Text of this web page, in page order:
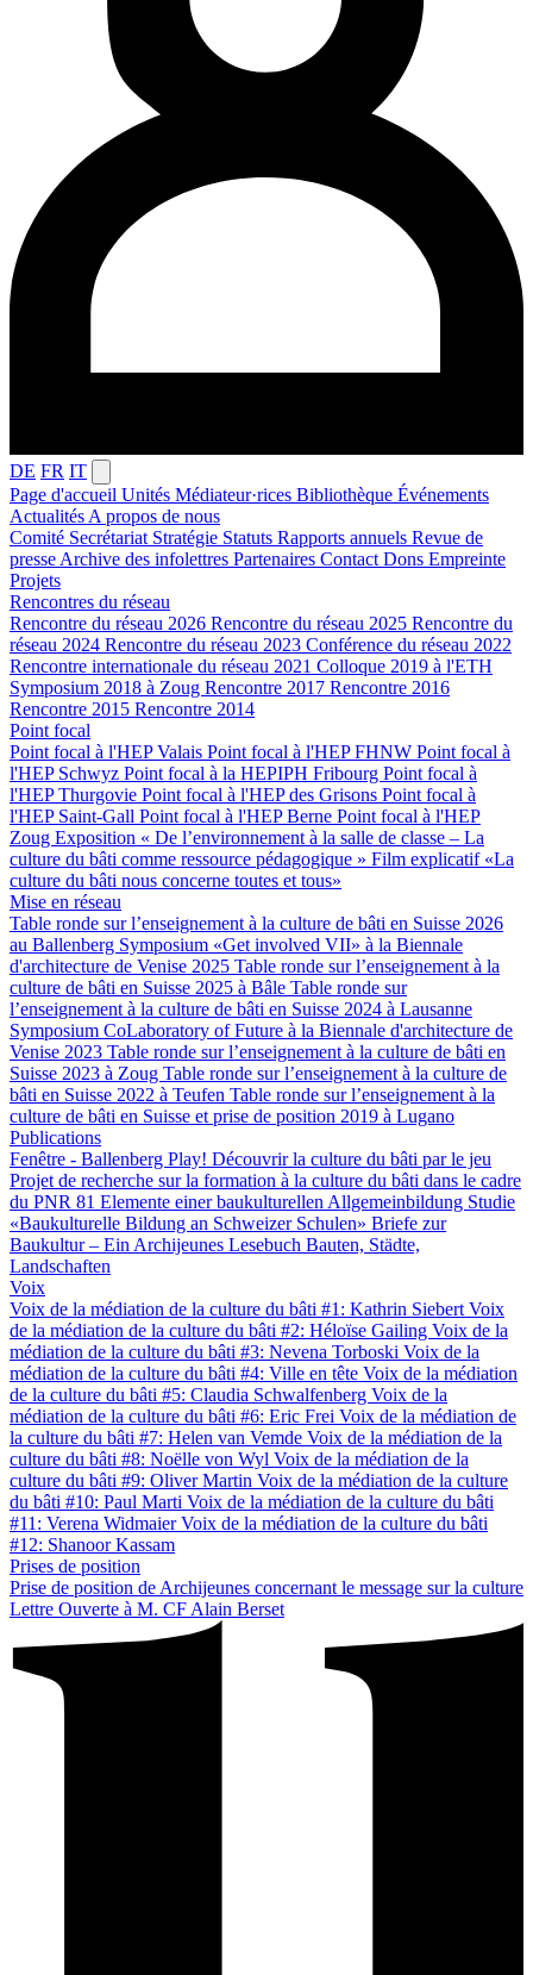
DE FR IT
Page d'accueil Unités Médiateur·rices Bibliothèque Événements
Actualités A propos de nous
Comité Secrétariat Stratégie Statuts Rapports annuels Revue de
presse Archive des infolettres Partenaires Contact Dons Empreinte
Projets
Rencontres du réseau
Rencontre du réseau 2026 Rencontre du réseau 2025 Rencontre du
réseau 2024 Rencontre du réseau 2023 Conférence du réseau 2022
Rencontre internationale du réseau 2021 Colloque 2019 à l'ETH
Symposium 2018 à Zoug Rencontre 2017 Rencontre 2016
Rencontre 2015 Rencontre 2014
Point focal
Point focal à l'HEP Valais Point focal à l'HEP FHNW Point focal à
l'HEP Schwyz Point focal à la HEPIPH Fribourg Point focal à
l'HEP Thurgovie Point focal à l'HEP des Grisons Point focal à
l'HEP Saint-Gall Point focal à l'HEP Berne Point focal à l'HEP
Zoug Exposition « De l’environnement à la salle de classe – La
culture du bâti comme ressource pédagogique » Film explicatif «La
culture du bâti nous concerne toutes et tous»
Mise en réseau
Table ronde sur l’enseignement à la culture de bâti en Suisse 2026
au Ballenberg Symposium «Get involved VII» à la Biennale
d'architecture de Venise 2025 Table ronde sur l’enseignement à la
culture de bâti en Suisse 2025 à Bâle Table ronde sur
l’enseignement à la culture de bâti en Suisse 2024 à Lausanne
Symposium CoLaboratory of Future à la Biennale d'architecture de
Venise 2023 Table ronde sur l’enseignement à la culture de bâti en
Suisse 2023 à Zoug Table ronde sur l’enseignement à la culture de
bâti en Suisse 2022 à Teufen Table ronde sur l’enseignement à la
culture de bâti en Suisse et prise de position 2019 à Lugano
Publications
Fenêtre - Ballenberg Play! Découvrir la culture du bâti par le jeu
Projet de recherche sur la formation à la culture du bâti dans le cadre
du PNR 81 Elemente einer baukulturellen Allgemeinbildung Studie
«Baukulturelle Bildung an Schweizer Schulen» Briefe zur
Baukultur – Ein Archijeunes Lesebuch Bauten, Städte,
Landschaften
Voix
Voix de la médiation de la culture du bâti #1: Kathrin Siebert Voix
de la médiation de la culture du bâti #2: Héloïse Gailing Voix de la
médiation de la culture du bâti #3: Nevena Torboski Voix de la
médiation de la culture du bâti #4: Ville en tête Voix de la médiation
de la culture du bâti #5: Claudia Schwalfenberg Voix de la
médiation de la culture du bâti #6: Eric Frei Voix de la médiation de
la culture du bâti #7: Helen van Vemde Voix de la médiation de la
culture du bâti #8: Noëlle von Wyl Voix de la médiation de la
culture du bâti #9: Oliver Martin Voix de la médiation de la culture
du bâti #10: Paul Marti Voix de la médiation de la culture du bâti
#11: Verena WidmaierVoix de la médiation de la culture du bâti
#12: Shanoor Kassam
Prises de position
Prise de position de Archijeunes concernant le message sur la culture
Lettre Ouverte à M. CF Alain Berset